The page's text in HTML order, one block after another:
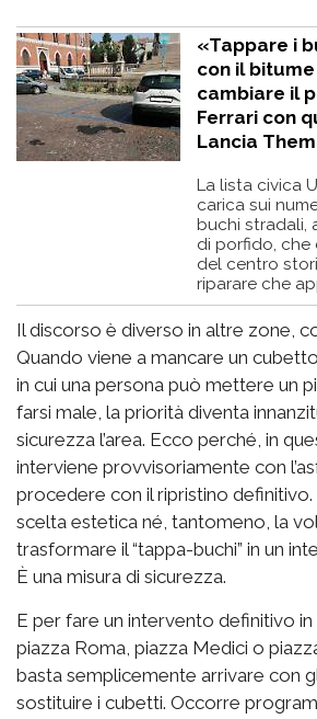
«Tappare i
con il
cambiare il
Ferrari con
Lancia
La lista civica
carica sui
buchi stradali,
di porfido,
del centro
riparare che
Il discorso è diverso in altre zone,
Quando viene a mancare un
in cui una persona può mettere un
farsi male, la priorità diventa
sicurezza l’area. Ecco perché, in
interviene provvisoriamente con
procedere con il ripristino definitivo.
scelta estetica né, tantomeno, la
trasformare il “tappa-buchi” in un
È una misura di sicurezza.
E per fare un intervento definitivo
piazza Roma, piazza Medici o
basta semplicemente arrivare con
sostituire i cubetti. Occorre